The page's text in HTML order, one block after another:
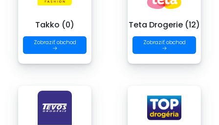
Takko (0)
Zobraziť obchod
→
Teta Drogerie (12)
Zobraziť obchod
→